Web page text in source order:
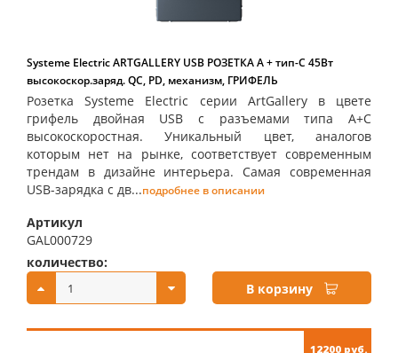
Systeme Electric ARTGALLERY USB РОЗЕТКА A + тип-C 45Вт
высокоскор.заряд. QC, PD, механизм, ГРИФЕЛЬ
Розетка Systeme Electric серии ArtGallery в цвете
грифель двойная USB с разъемами типа A+C
высокоскоростная. Уникальный цвет, аналогов
которым нет на рынке, соответствует современным
трендам в дизайне интерьера. Самая современная
USB-зарядка с дв...подробнее в описании
Артикул
GAL000729
количество:
В корзину
12200 руб.